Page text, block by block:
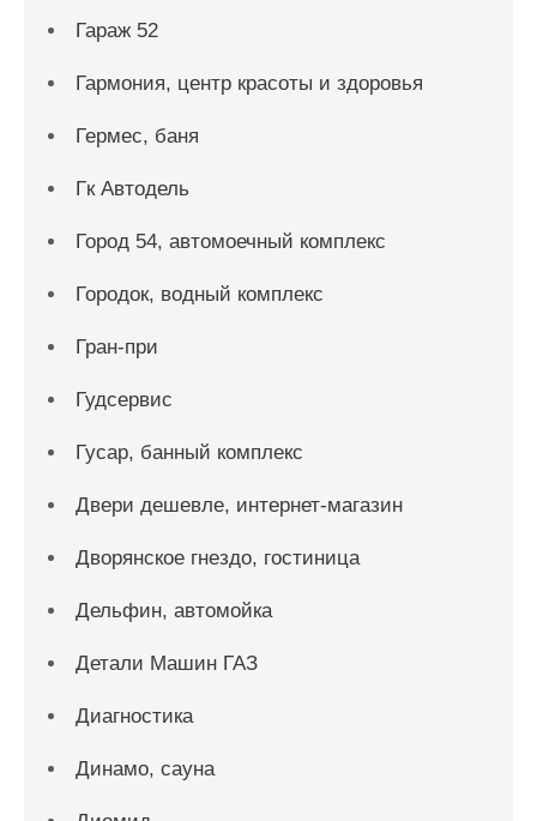
Гараж 52
Гармония, центр красоты и здоровья
Гермес, баня
Гк Автодель
Город 54, автомоечный комплекс
Городок, водный комплекс
Гран-при
Гудсервис
Гусар, банный комплекс
Двери дешевле, интернет-магазин
Дворянское гнездо, гостиница
Дельфин, автомойка
Детали Машин ГАЗ
Диагностика
Динамо, сауна